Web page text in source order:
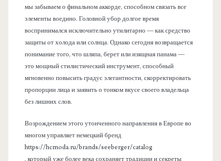
мы забываем о финальном аккорде, способном связать все
элементы воедино. Головной убор долгое время
воспринимался исключительно утилитарно — как средство
защиты от холода или солнца. Однако сегодня возвращается
понимание того, что шляпа, берет или изящная панама —
это мощный стилистический инструмент, способный
мгновенно повысить градус элегантности, скорректировать
пропорции лица и заявить о тонком вкусе своего владельца
без лишних слов.
Возрождением этого утонченного направления в Европе во
многом управляет немецкий бренд
https://hcmoda.ru/brands/seeberger/catalog
, который уже более века сохраняет традиции и секреты